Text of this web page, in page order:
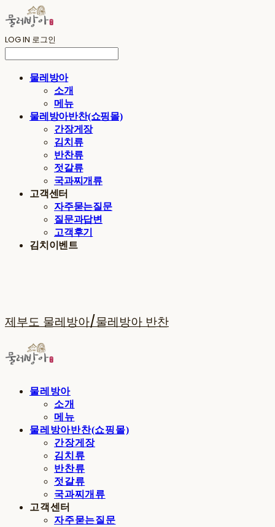
LOG IN 로그인
물레방아
소개
메뉴
물레방아반찬(쇼핑몰)
간장게장
김치류
반찬류
젓갈류
국과찌개류
고객센터
자주묻는질문
질문과답변
고객후기
김치이벤트
제부도 물레방아/물레방아 반찬
물레방아
소개
메뉴
물레방아반찬(쇼핑몰)
간장게장
김치류
반찬류
젓갈류
국과찌개류
고객센터
자주묻는질문